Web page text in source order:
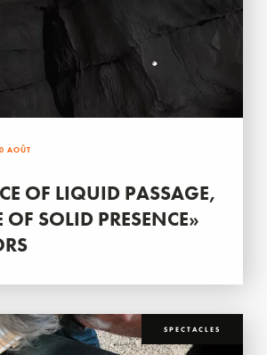
AOÛT
OF LIQUID PASSAGE,
OF SOLID PRESENCE»
SPECTACLES